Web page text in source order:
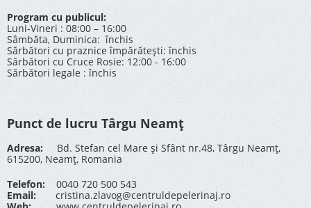
Program cu publicul:
Luni-Vineri : 08:00 – 16:00
Sâmbăta, Duminica: închis
Sărbători cu praznice împărătești: închis
Sărbători cu Cruce Rosie: 12:00 - 16:00
Sărbători legale : închis
Punct de lucru Târgu Neamț
Adresa: Bd. Stefan cel Mare și Sfânt nr.48, Târgu Neamț,
615200, Neamț, Romania
Telefon: 0040 720 500 543
Email:
cristina.zlavog@centruldepelerinaj.ro